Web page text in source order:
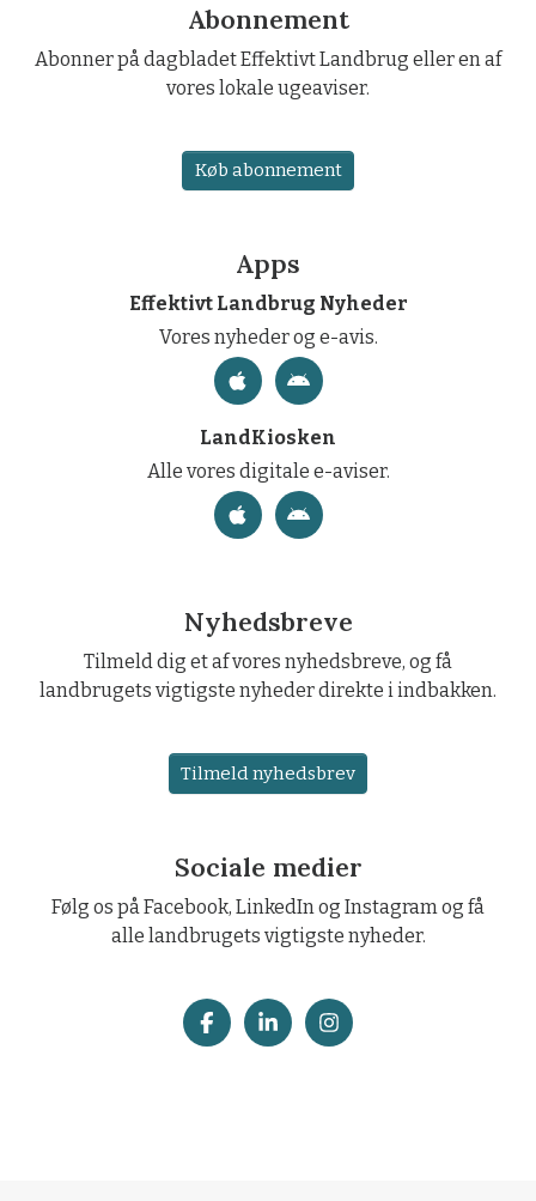
Abonnement
Abonner på dagbladet Effektivt Landbrug eller en af
vores lokale ugeaviser.
Køb abonnement
Apps
Effektivt Landbrug Nyheder
Vores nyheder og e-avis.
LandKiosken
Alle vores digitale e-aviser.
Nyhedsbreve
Tilmeld dig et af vores nyhedsbreve, og få
landbrugets vigtigste nyheder direkte i indbakken.
Tilmeld nyhedsbrev
Sociale medier
Følg os på Facebook, LinkedIn og Instagram og få
alle landbrugets vigtigste nyheder.